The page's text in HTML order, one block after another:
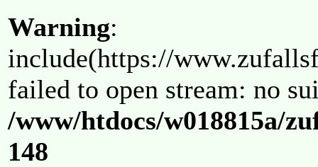
Warning:
include(https://
failed to open stream: no
/www/htdocs/w018815a/
148